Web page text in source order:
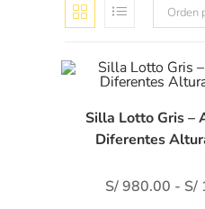
Orden
Silla Lotto Gris –
Diferentes
S/980.00 - S/